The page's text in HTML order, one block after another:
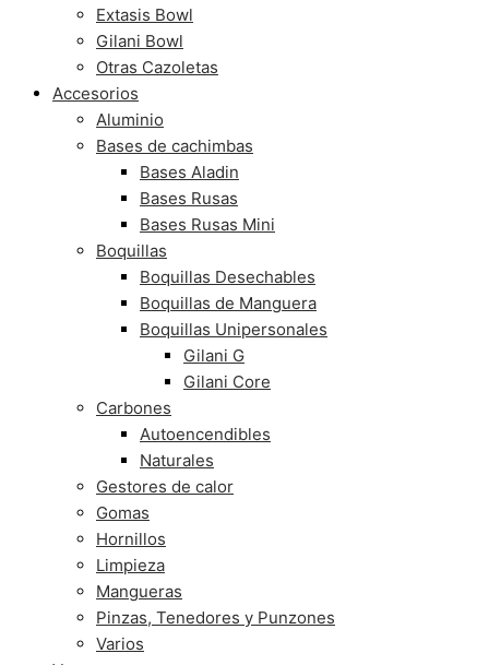
Extasis Bowl
Gilani Bowl
Otras Cazoletas
Accesorios
Aluminio
Bases de cachimbas
Bases Aladin
Bases Rusas
Bases Rusas Mini
Boquillas
Boquillas Desechables
Boquillas de Manguera
Boquillas Unipersonales
Gilani G
Gilani Core
Carbones
Autoencendibles
Naturales
Gestores de calor
Gomas
Hornillos
Limpieza
Mangueras
Pinzas, Tenedores y Punzones
Varios